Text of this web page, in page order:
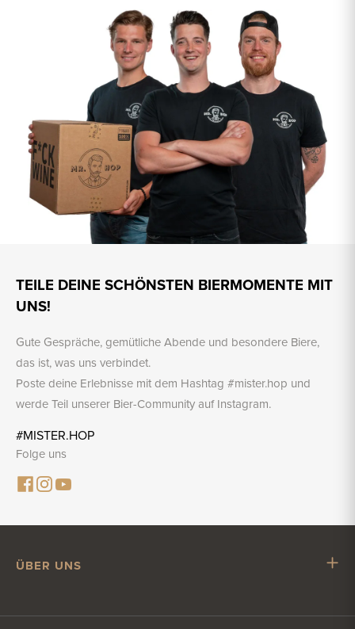
TEILE DEINE SCHÖNSTEN BIERMOMENTE MIT
UNS!
Gute Gespräche, gemütliche Abende und besondere Biere,
das ist, was uns verbindet.
Poste deine Erlebnisse mit dem Hashtag #mister.hop und
werde Teil unserer Bier-Community auf Instagram.
#MISTER.HOP
Folge uns
ÜBER UNS